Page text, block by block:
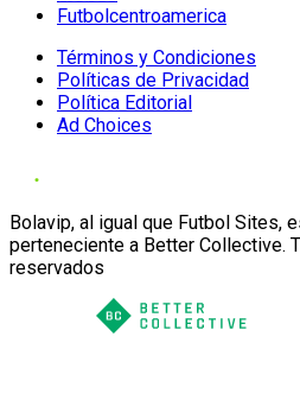
Futbolcentroamerica
Términos y Condiciones
Políticas de Privacidad
Política Editorial
Ad Choices
Bolavip, al igual que Futbol Sites,
perteneciente a Better Collective.
reservados